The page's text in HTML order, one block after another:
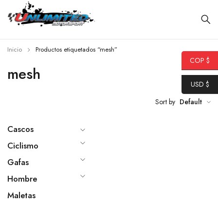
mesh
Inicio Productos etiquetados “mesh”
Cascos
Ciclismo
Gafas
Hombre
Maletas
Sort by Default
COP $
USD $